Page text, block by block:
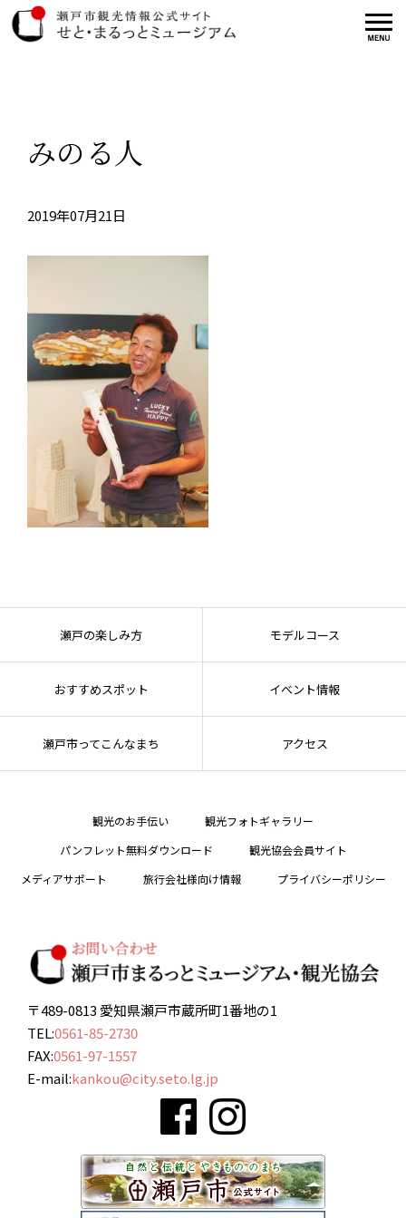
みのる人
2019年07月21日
瀬戸の楽しみ方 モデルコース
おすすめスポット イベント情報
瀬戸市ってこんなまち アクセス
観光のお手伝い
観光フォトギャラリー
パンフレット無料ダウンロード
観光協会会員サイト
メディアサポート
旅行会社様向け情報 プライバシーポリシー
〒489-0813 愛知県瀬戸市蔵所町1番地の1
TEL:0561-85-2730
FAX:0561-97-1557
E-mail:kankou@city.seto.lg.jp